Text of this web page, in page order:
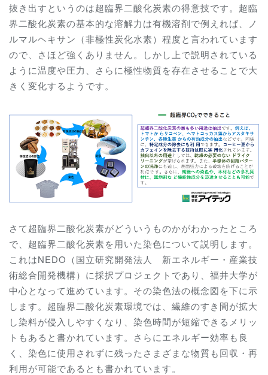
抜き出すというのは超臨界二酸化炭素の得意技です。超臨
界二酸化炭素の基本的な溶解力は有機溶剤で例えれば、ノ
ルマルヘキサン（非極性炭化水素）程度と言われています
ので、さほど強くありません。しかし上で説明されている
ように温度や圧力、さらに極性物質を存在させることで大
きく変化するようです。
さて超臨界二酸化炭素がどういうものかがわかったところ
で、超臨界二酸化炭素を用いた染色について説明します。
これはNEDO（国立研究開発法人 新エネルギー・産業技
術総合開発機構）に採択プロジェクトであり、 福井大学が
中心となって進めています。その染色法の概念図を下に示
します。超臨界二酸化炭素環境では、繊維のすき間が拡大
し染料が侵入しやすくなり、染色時間が短縮できるメリッ
トもあると書かれています。さらにエネルギー効率も良
く、染色に使用されずに残ったさまざまな物質も回収・再
利用が可能であるとも書かれています。